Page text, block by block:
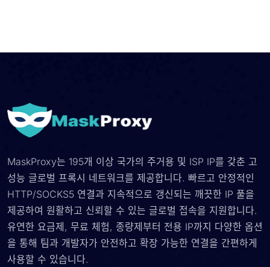
MaskProxy는 195개 이상 국가의 주거용 및 ISP IP를 갖춘 고
성능 글로벌 프록시 네트워크를 제공합니다. 빠르고 안정적인
HTTP/SOCKS5 연결과 지속적으로 갱신되는 깨끗한 IP 풀을
제공하여 원활하고 신뢰할 수 있는 글로벌 접속을 지원합니다.
유연한 요금제, 무료 체험, 종량제부터 전용 IP까지 다양한 옵션
을 통해 팀과 개발자가 안전하고 확장 가능한 연결을 간편하게
사용할 수 있습니다.